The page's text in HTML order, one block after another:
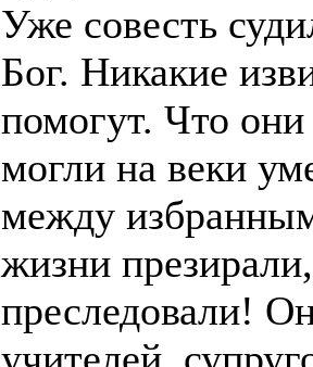
Уже совесть
Бог. Никакие
помогут. Что
могли на веки
между
жизни
преследовали!